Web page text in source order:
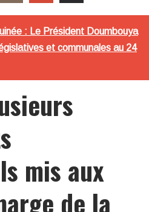
: Le Président Doumbouya
et communales au 24
mis aux
de la